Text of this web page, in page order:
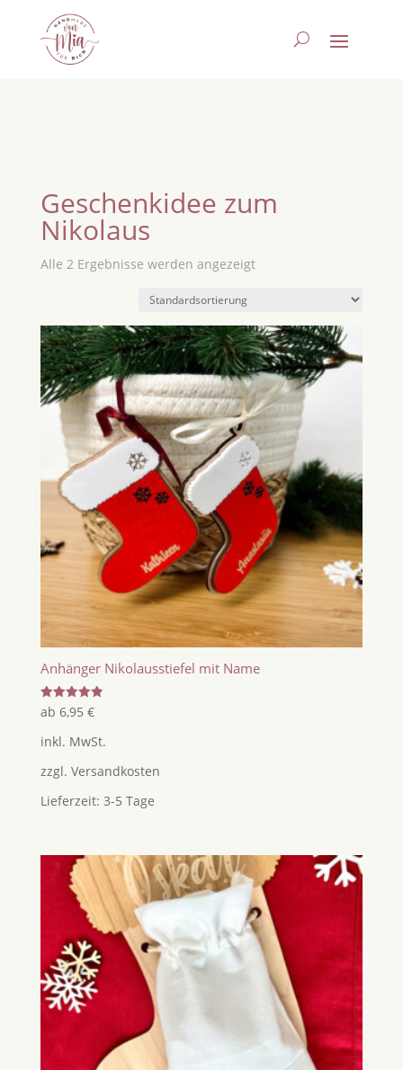
Geschenkidee zum
Nikolaus
Alle 2 Ergebnisse werden angezeigt
Anhänger Nikolausstiefel mit Name
Bewertet
mit
von 5
ab 6,95 €
inkl. MwSt.
zzgl. Versandkosten
Lieferzeit: 3-5 Tage